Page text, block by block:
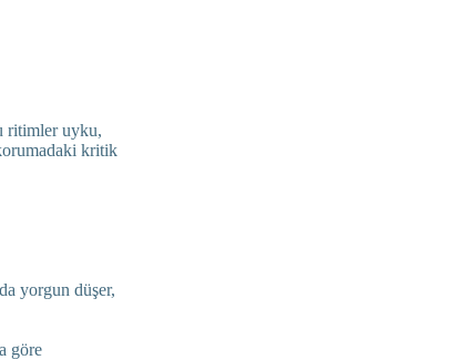
ritimler uyku,
kritik
yorgun düşer,
göre